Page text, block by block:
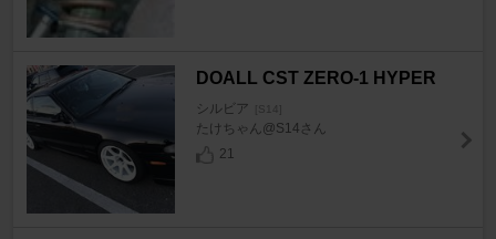
DOALL CST ZERO-1 HYPER
シルビア [S14]
たけちゃん@S14さん
21